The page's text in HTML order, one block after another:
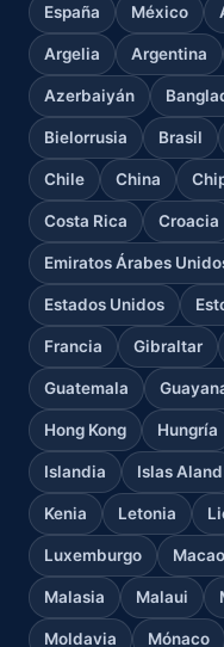
España México
Argelia Argentina
Azerbaiyán
Bielorrusia Brasil
Chile China
Costa Rica Croacia
Emiratos Árabes
Estados Unidos
Francia Gibraltar
Guatemala
Hong Kong Hungría
Islandia Islas Aland
Kenia Letonia
Luxemburgo Macao
Malasia Malaui
Moldavia Mónaco